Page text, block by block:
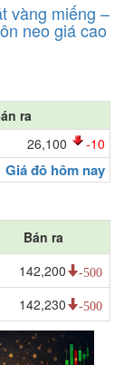
vàng miếng –
neo giá cao
ra
26,100 -10
Giá đô hôm nay
Bán ra
142,200 -500
142,230 -500